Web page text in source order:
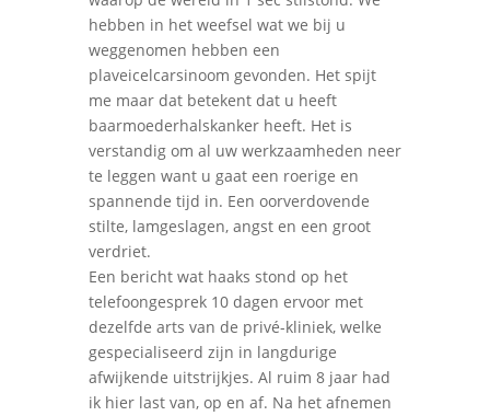
hebben in het weefsel wat we bij u
weggenomen hebben een
plaveicelcarsinoom gevonden. Het spijt
me maar dat betekent dat u heeft
baarmoederhalskanker heeft. Het is
verstandig om al uw werkzaamheden neer
te leggen want u gaat een roerige en
spannende tijd in. Een oorverdovende
stilte, lamgeslagen, angst en een groot
verdriet.
Een bericht wat haaks stond op het
telefoongesprek 10 dagen ervoor met
dezelfde arts van de privé-kliniek, welke
gespecialiseerd zijn in langdurige
afwijkende uitstrijkjes. Al ruim 8 jaar had
ik hier last van, op en af. Na het afnemen